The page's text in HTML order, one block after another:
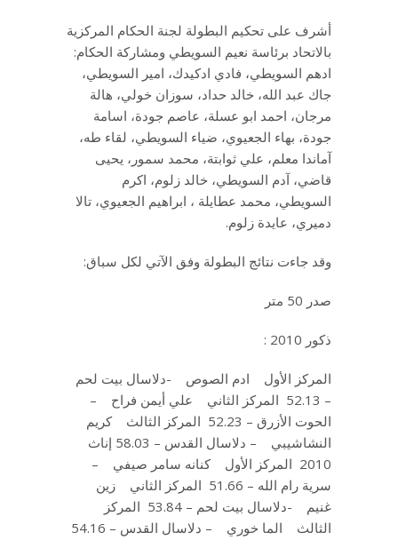
أشرف على تحكيم البطولة لجنة الحكام المركزية
بالاتحاد برئاسة نعيم السويطي ومشاركة الحكام:
ادهم السويطي، فادي ادكيدك، امير السويطي،
جاك عبد الله، خالد حداد، سوزان خولي، هالة
مرجان، احمد ابو عسلة، عاصم جودة، اسامة
جودة، بهاء الجعيوي، ضياء السويطي، لقاء طه،
آماندا معلم، علي ثوابتة، محمد سمور، يحيى
قاضي، آدم السويطي، خالد زلوم، اكرم
السويطي، محمد عطايلة ، ابراهيم الجعيوي، تالا
دميري، عايدة زلوم.
وقد جاءت نتائج البطولة وفق الآتي لكل سباق:
صدر 50 متر
ذكور 2010 :
المركز الأول ادم الصوص -دلاسال بيت لحم
– 52.13 المركز الثاني علي أيمن فراح –
الحوت الأزرق – 52.23 المركز الثالث كريم
النشاشيبي – دلاسال القدس – 58.03 إناث
2010 المركز الأول كنانه سامر صيفي –
سرية رام الله – 51.66 المركز الثاني زين
غنيم -دلاسال بيت لحم – 53.84 المركز
الثالث الما خوري – دلاسال القدس – 54.16